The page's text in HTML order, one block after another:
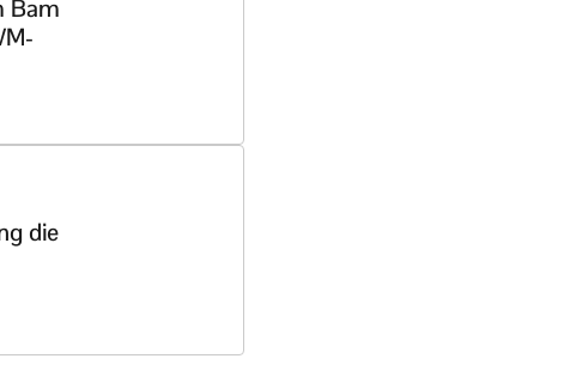
Bam
die